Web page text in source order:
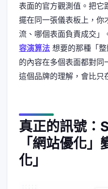
表面的官方觀測值。把它
擺在同一張儀表板上，你
流、哪個表面負責成交」
容演算法 想要的那種「
的內容在多個表面都對
這個品牌的理解，會比只
真正的訊號：
「網站優化
化」